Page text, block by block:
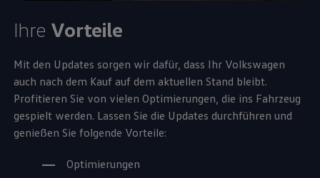
Ihre Vorteile
Mit den Updates sorgen wir dafür, dass Ihr Volkswagen
auch nach dem Kauf auf dem aktuellen Stand bleibt.
Profitieren Sie von vielen Optimierungen, die ins Fahrzeug
gespielt werden. Lassen Sie die Updates durchführen und
genießen Sie folgende Vorteile:
Optimierungen